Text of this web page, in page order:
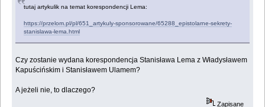
tutaj artykulik na temat korespondencji Lema:
https://przelom.pl/pl/651_artykuly-sponsorowane/65288_epistolarne-sekrety-
stanislawa-lema.html
Czy zostanie wydana korespondencja Stanisława Lema z Władysławem
Kapuścińskim i Stanisławem Ulamem?
A jeżeli nie, to dlaczego?
Zapisane